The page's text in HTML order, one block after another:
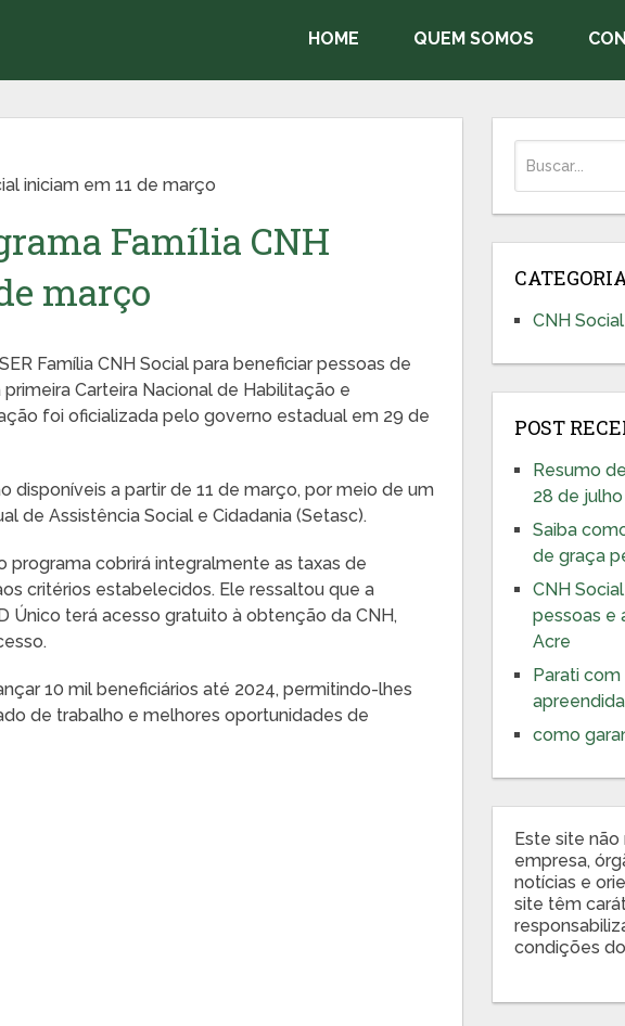
HOME QUEM SOMOS
iniciam em 11 de março
Família CNH
março
Família CNH Social para beneficiar pessoas de
Carteira Nacional de Habilitação e
foi oficializada pelo governo estadual em 29 de
disponíveis a partir de 11 de março, por meio de um
de Assistência Social e Cidadania (Setasc).
cobrirá integralmente as taxas de
critérios estabelecidos. Ele ressaltou que a
Único terá acesso gratuito à obtenção da CNH,
10 mil beneficiários até 2024, permitindo-lhes
de trabalho e melhores oportunidades de
CNH Social
POST
Resumo
28 de
Saiba
de graça
CNH
pessoas e
Acre
Parati
como
Este site
empresa,
notícias e
site têm
condições